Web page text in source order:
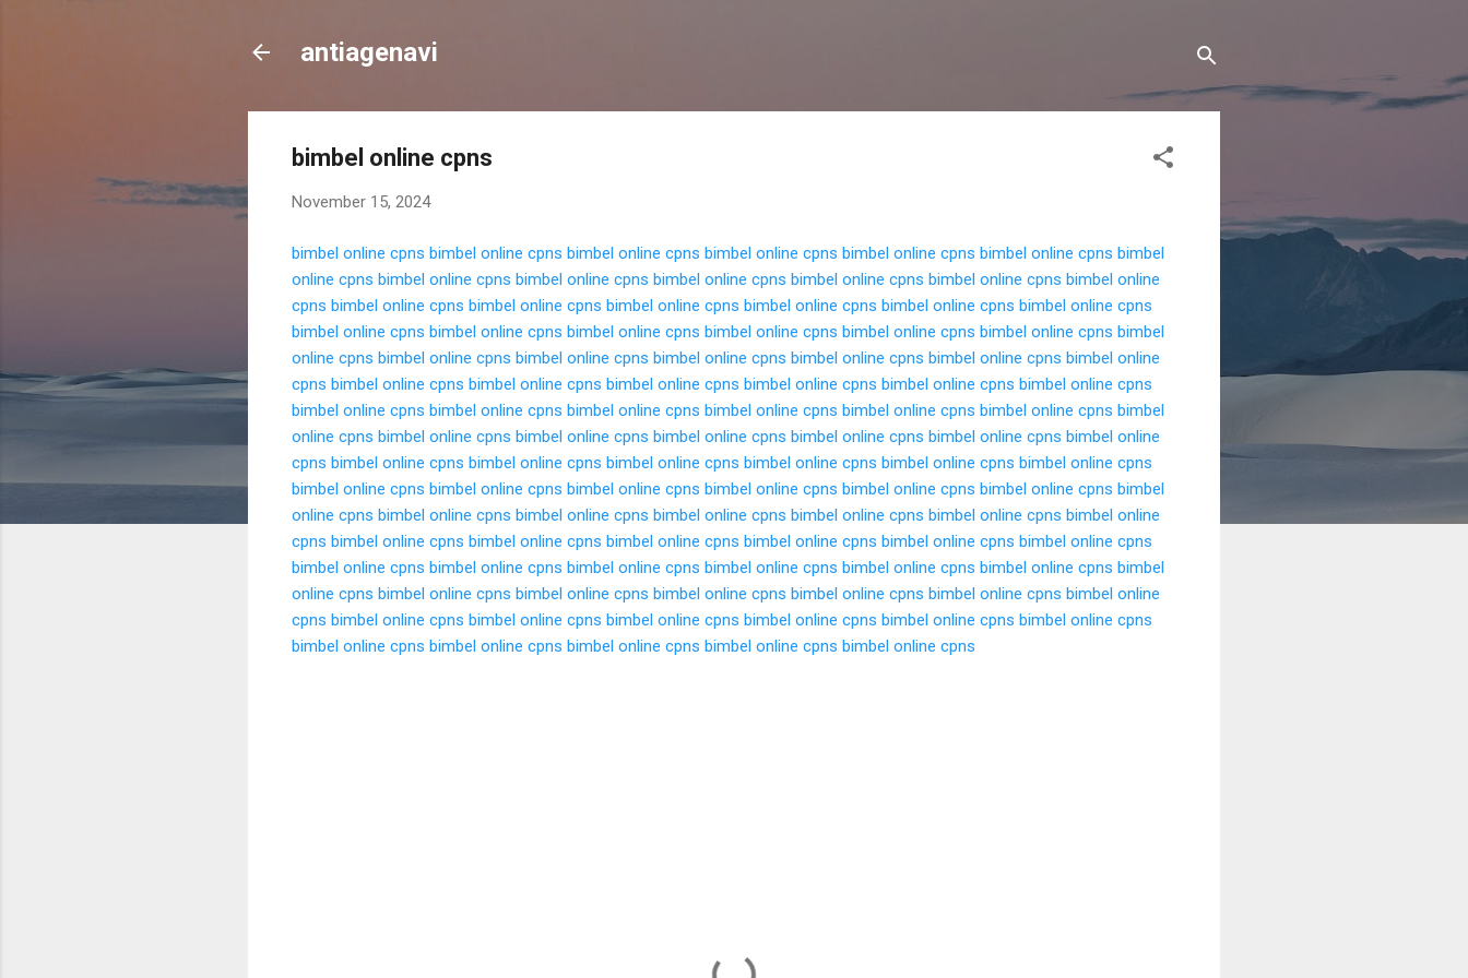
antiagenavi
bimbel online cpns
November 15, 2024
bimbel online cpns bimbel online cpns bimbel online cpns bimbel online cpns bimbel online cpns bimbel online cpns bimbel
online cpns bimbel online cpns bimbel online cpns bimbel online cpns bimbel online cpns bimbel online cpns bimbel online
cpns bimbel online cpns bimbel online cpns bimbel online cpns bimbel online cpns bimbel online cpns bimbel online cpns
bimbel online cpns bimbel online cpns bimbel online cpns bimbel online cpns bimbel online cpns bimbel online cpns bimbel
online cpns bimbel online cpns bimbel online cpns bimbel online cpns bimbel online cpns bimbel online cpns bimbel online
cpns bimbel online cpns bimbel online cpns bimbel online cpns bimbel online cpns bimbel online cpns bimbel online cpns
bimbel online cpns bimbel online cpns bimbel online cpns bimbel online cpns bimbel online cpns bimbel online cpns bimbel
online cpns bimbel online cpns bimbel online cpns bimbel online cpns bimbel online cpns bimbel online cpns bimbel online
cpns bimbel online cpns bimbel online cpns bimbel online cpns bimbel online cpns bimbel online cpns bimbel online cpns
bimbel online cpns bimbel online cpns bimbel online cpns bimbel online cpns bimbel online cpns bimbel online cpns bimbel
online cpns bimbel online cpns bimbel online cpns bimbel online cpns bimbel online cpns bimbel online cpns bimbel online
cpns bimbel online cpns bimbel online cpns bimbel online cpns bimbel online cpns bimbel online cpns bimbel online cpns
bimbel online cpns bimbel online cpns bimbel online cpns bimbel online cpns bimbel online cpns bimbel online cpns bimbel
online cpns bimbel online cpns bimbel online cpns bimbel online cpns bimbel online cpns bimbel online cpns bimbel online
cpns bimbel online cpns bimbel online cpns bimbel online cpns bimbel online cpns bimbel online cpns bimbel online cpns
bimbel online cpns bimbel online cpns bimbel online cpns bimbel online cpns bimbel online cpns